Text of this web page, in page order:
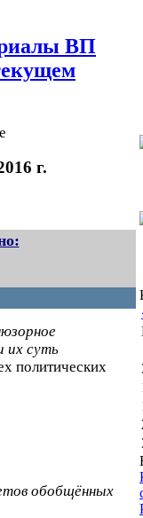
ВП
г.
их суть
политических
обобщённых